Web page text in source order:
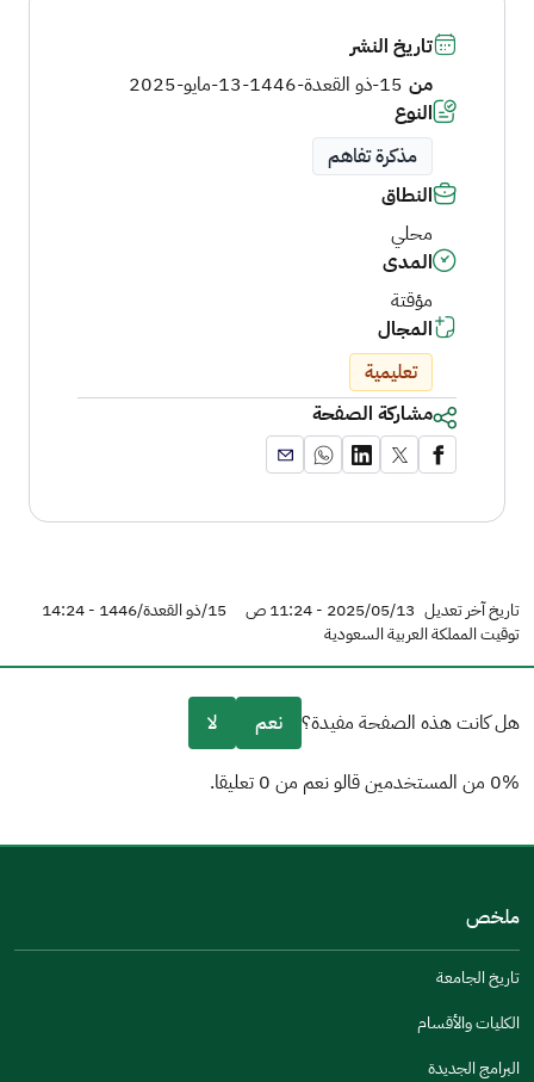
تاريخ النشر
من 15-ذو القعدة-1446 -13-مايو-2025
النوع
مذكرة تفاهم
النطاق
محلي
المدى
مؤقتة
المجال
تعليمية
مشاركة الصفحة
تاريخ آخر تعديل 2025/05/13 - 11:24 ص
15/ذو القعدة/1446 - 14:24
توقيت المملكة العربية السعودية
هل كانت هذه الصفحة مفيدة؟ نعم لا
0% من المستخدمين قالو نعم من 0 تعليقا.
مكتوبة بشكل جيد
الإجابات كانت مرتبطة
تصميمه يجعله سهل القراءة
أخرى
ملخص
تاريخ الجامعة
الكليات والأقسام
البرامج الجديدة